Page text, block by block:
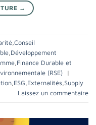
→
Conseil
Développement
Finance Durable et
(RSE)
|
ESG Externalités Supply
Laissez un commentaire